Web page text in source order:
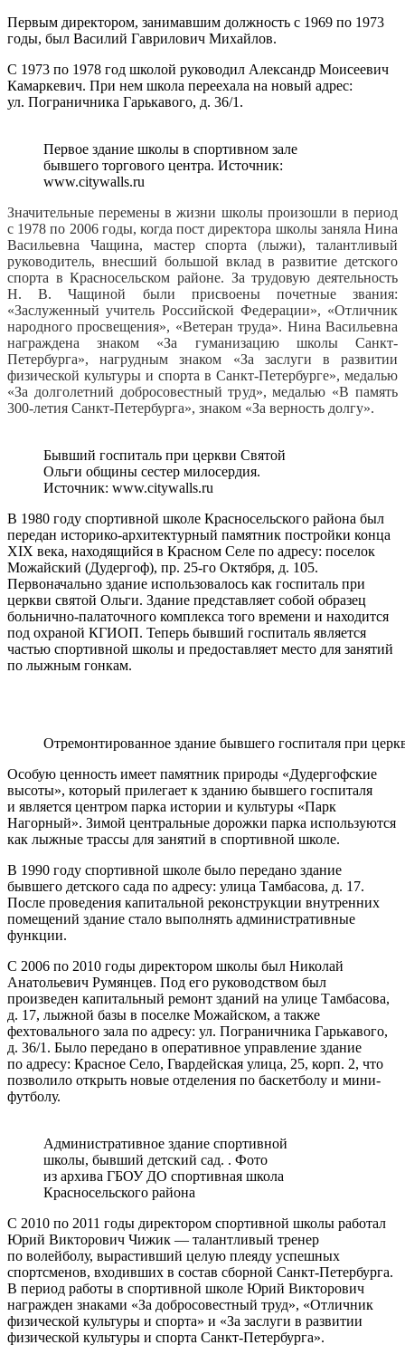
Первым директором, занимавшим должность с 1969 по 1973
годы, был Василий Гаврилович Михайлов.
С 1973 по 1978 год школой руководил Александр Моисеевич
Камаркевич. При нем школа переехала на новый адрес:
ул. Пограничника Гарькавого, д. 36/1.
Первое здание школы в спортивном зале
бывшего торгового центра. Источник:
www.citywalls.ru
Значительные перемены в жизни школы произошли в период
с 1978 по 2006 годы, когда пост директора школы заняла Нина
Васильевна Чащина, мастер спорта (лыжи), талантливый
руководитель, внесший большой вклад в развитие детского
спорта в Красносельском районе. За трудовую деятельность
Н. В. Чащиной были присвоены почетные звания:
«Заслуженный учитель Российской Федерации», «Отличник
народного просвещения», «Ветеран труда». Нина Васильевна
награждена знаком «За гуманизацию школы Санкт-
Петербурга», нагрудным знаком «За заслуги в развитии
физической культуры и спорта в Санкт-Петербурге», медалью
«За долголетний добросовестный труд», медалью «В память
300-летия Санкт-Петербурга», знаком «За верность долгу».
Бывший госпиталь при церкви Святой
Ольги общины сестер милосердия.
Источник: www.citywalls.ru
В 1980 году спортивной школе Красносельского района был
передан историко-архитектурный памятник постройки конца
XIX века, находящийся в Красном Селе по адресу: поселок
Можайский (Дудергоф), пр. 25-го Октября, д. 105.
Первоначально здание использовалось как госпиталь при
церкви святой Ольги. Здание представляет собой образец
больнично-палаточного комплекса того времени и находится
под охраной КГИОП. Теперь бывший госпиталь является
частью спортивной школы и предоставляет место для занятий
по лыжным гонкам.
Отремонтированное здание бывшего госпиталя при
Особую ценность имеет памятник природы «Дудергофские
высоты», который прилегает к зданию бывшего госпиталя
и является центром парка истории и культуры «Парк
Нагорный». Зимой центральные дорожки парка используются
как лыжные трассы для занятий в спортивной школе.
В 1990 году спортивной школе было передано здание
бывшего детского сада по адресу: улица Тамбасова, д. 17.
После проведения капитальной реконструкции внутренних
помещений здание стало выполнять административные
функции.
C 2006 по 2010 годы директором школы был Николай
Анатольевич Румянцев. Под его руководством был
произведен капитальный ремонт зданий на улице Тамбасова,
д. 17, лыжной базы в поселке Можайском, а также
фехтовального зала по адресу: ул. Пограничника Гарькавого,
д. 36/1. Было передано в оперативное управление здание
по адресу: Красное Село, Гвардейская улица, 25, корп. 2, что
позволило открыть новые отделения по баскетболу и мини-
футболу.
Административное здание спортивной
школы, бывший детский сад. . Фото
из архива ГБОУ ДО спортивная школа
Красносельского района
С 2010 по 2011 годы директором спортивной школы работал
Юрий Викторович Чижик — талантливый тренер
по волейболу, вырастивший целую плеяду успешных
спортсменов, входивших в состав сборной Санкт-Петербурга.
В период работы в спортивной школе Юрий Викторович
награжден знаками «За добросовестный труд», «Отличник
физической культуры и спорта» и «За заслуги в развитии
физической культуры и спорта Санкт-Петербурга».